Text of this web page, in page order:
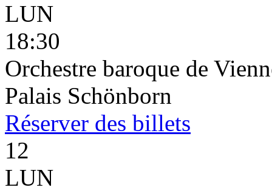
LUN
18:30
Orchestre baroque de
Palais Schönborn
Réserver des billets
12
LUN